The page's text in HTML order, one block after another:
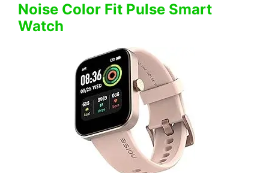
Noise Color Fit Pulse Smart
Watch